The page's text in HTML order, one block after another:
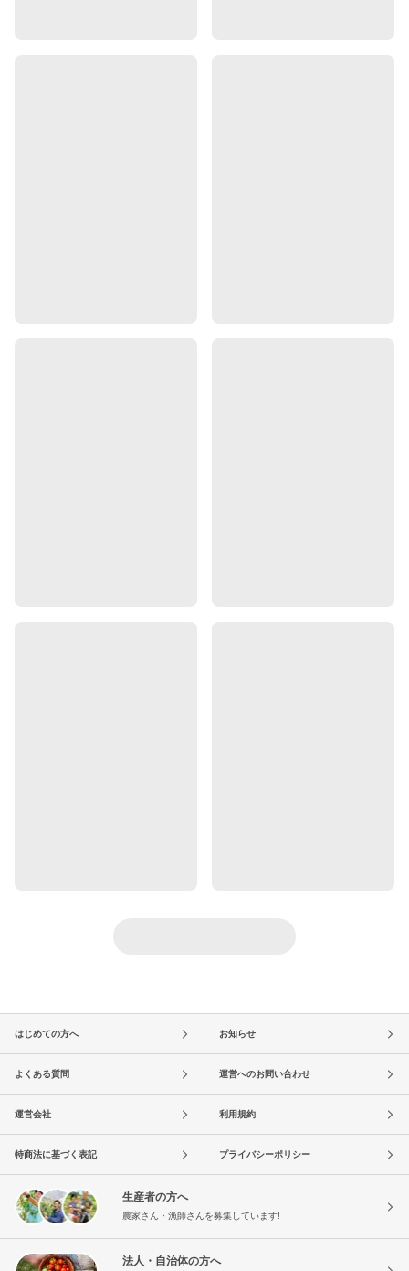
はじめての方へ お知らせ
よくある質問 運営へのお問い合わせ
運営会社 利用規約
特商法に基づく表記 プライバシーポリシー
生産者の方へ
農家さん・漁師さんを募集しています!
法人・自治体の方へ